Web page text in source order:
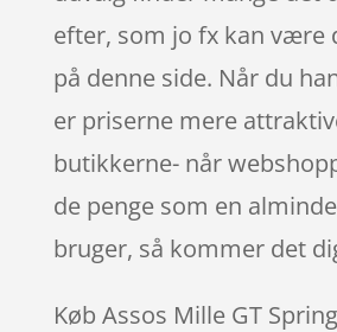
efter, som jo fx kan være
på denne side. Når du
er priserne mere
butikkerne- når
de penge som en
bruger, så kommer det
Køb Assos Mille GT